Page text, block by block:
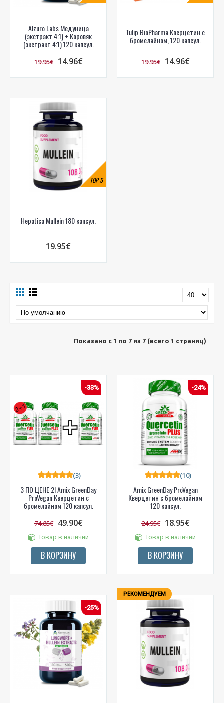
Alzuro Labs Медуница
(экстракт 4:1) + Коровяк
(экстракт 4:1) 120 капсул.
19.95€ 14.96€
Tulip BioPharma Кверцетин с
бромелайном, 120 капсул.
19.95€ 14.96€
TOP5
Hepatica Mullein 180 капсул.
19.95€
Показано с 1 по 7 из 7 (всего 1 страниц)
-33%
3 ПО ЦЕНЕ 2! Amix GreenDay
ProVegan Кверцетин с
бромелайном 120 капсул.
(3)
74.85€ 49.90€
Товар в наличии
В КОРЗИНУ
-24%
Amix GreenDay ProVegan
Кверцетин с бромелайном
120 капсул.
(10)
24.95€ 18.95€
Товар в наличии
В КОРЗИНУ
-25%
РЕКОМЕНДУЕМ